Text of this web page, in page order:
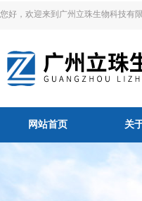
您好，欢迎来到广州立珠生物科技有
网站首页 关